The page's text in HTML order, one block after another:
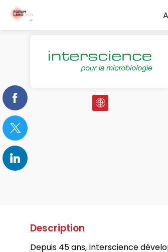
Description
Depuis 45 ans, Interscience